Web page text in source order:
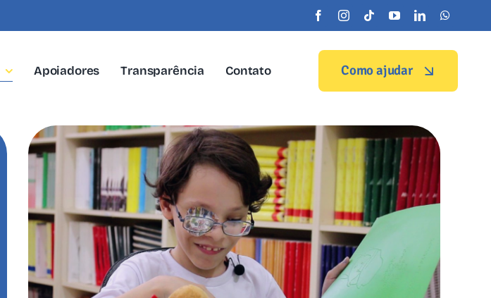
Apoiadores Transparência Contato Como ajudar